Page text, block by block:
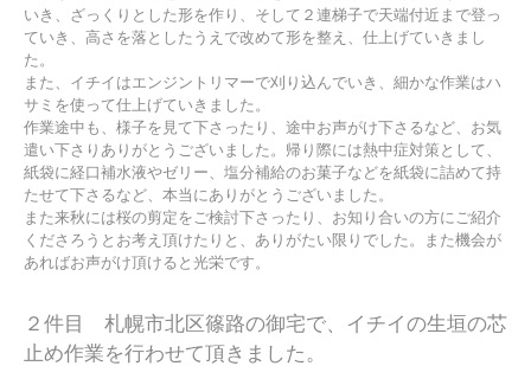
いき、ざっくりとした形を作り、そして２連梯子で天端付近まで登っ
ていき、高さを落としたうえで改めて形を整え、仕上げていきまし
た。
また、イチイはエンジントリマーで刈り込んでいき、細かな作業はハ
サミを使って仕上げていきました。
作業途中も、様子を見て下さったり、途中お声がけ下さるなど、お気
遣い下さりありがとうございました。帰り際には熱中症対策として、
紙袋に経口補水液やゼリー、塩分補給のお菓子などを紙袋に詰めて持
たせて下さるなど、本当にありがとうございました。
また来秋には桜の剪定をご検討下さったり、お知り合いの方にご紹介
くださろうとお考え頂けたりと、ありがたい限りでした。また機会が
あればお声がけ頂けると光栄です。
２件目 札幌市北区篠路の御宅で、イチイの生垣の芯
止め作業を行わせて頂きました。